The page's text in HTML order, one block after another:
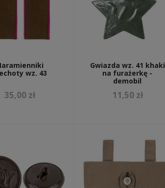
wz. 43
35,00 zł
Gwiazda wz. 41 khaki
na furażerkę -
demobil
11,50 zł